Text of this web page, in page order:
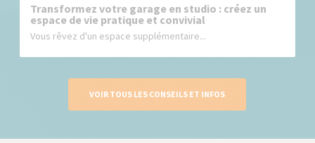
Transformez votre garage en studio : créez un
espace de vie pratique et convivial
Vous rêvez d'un espace supplémentaire...
VOIR TOUS LES CONSEILS ET INFOS